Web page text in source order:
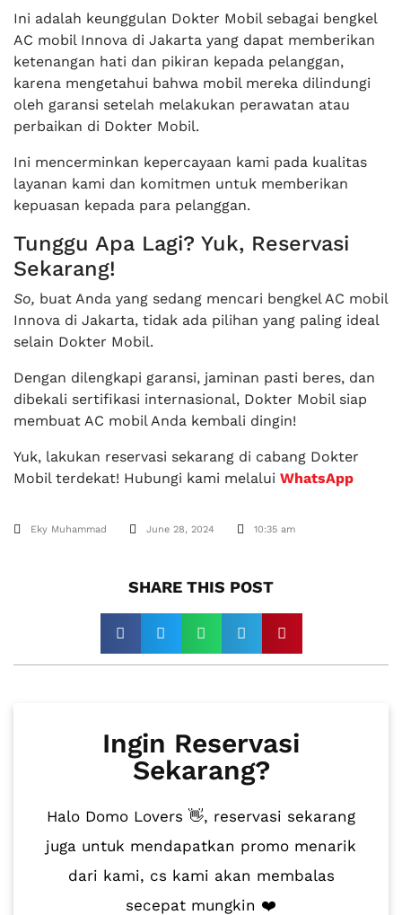
Ini adalah keunggulan Dokter Mobil sebagai bengkel
AC mobil Innova di Jakarta yang dapat memberikan
ketenangan hati dan pikiran kepada pelanggan,
karena mengetahui bahwa mobil mereka dilindungi
oleh garansi setelah melakukan perawatan atau
perbaikan di Dokter Mobil.
Ini mencerminkan kepercayaan kami pada kualitas
layanan kami dan komitmen untuk memberikan
kepuasan kepada para pelanggan.
Tunggu Apa Lagi? Yuk, Reservasi
Sekarang!
So, buat Anda yang sedang mencari bengkel AC mobil
Innova di Jakarta, tidak ada pilihan yang paling ideal
selain Dokter Mobil.
Dengan dilengkapi garansi, jaminan pasti beres, dan
dibekali sertifikasi internasional, Dokter Mobil siap
membuat AC mobil Anda kembali dingin!
Yuk, lakukan reservasi sekarang di cabang Dokter
Mobil terdekat! Hubungi kami melalui WhatsApp
Eky Muhammad June 28, 2024 10:35 am
SHARE THIS POST​
Ingin Reservasi
Sekarang?
Halo Domo Lovers 👋, reservasi sekarang
juga untuk mendapatkan promo menarik
dari kami, cs kami akan membalas
secepat mungkin ❤️